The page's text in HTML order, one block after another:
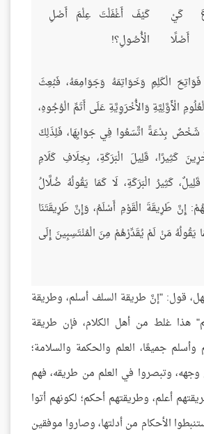
كَيْ
كَيْفَ أَغْفَلْتَ عِلْمَ أَصْلِ
الْأُصُولِ؟!
الْكَلِمِ وَخَوَاتِمَهُ وَجَوَامِعَهُ، فَبُعِثَ
الْأَوَّلِيَّةِ وَالأُخْرَوِيَّةِ عَلَى أَتَمِّ الْوُجُوهِ،
شَخْصٌ بِدْعَةً اتَّسَعُوا فِي جَوَابِهَا، فَلِذَلِكَ
كَثِيرًا، قَلِيلَ الْبَرَكَةِ، بِخِلَافِ كَلَامِ
قَلِيلٌ، كَثِيرُ الْبَرَكَةِ، لَا كَمَا يَقُولُهُ ضُلَّالُ
إِنَّ طَرِيقَةَ الْقَوْمِ أَسْلَمُ، وَإِنَّ طَرِيقَتَنَا
يَقُولُهُ مَنْ لَمْ يُقَدِّرْهُمْ مِنَ الْمُنْتَسِبِينَ إِلَى
قول: "إنَّ طريقة السلف أسلم، وطريقة
هذا غلط من أهل الكلام، فإن طريقة
جميعًا، العلم والحكمة والسلامة؛
وجهه، وتبصروا في العلم من طريقه، فهم
أعلم، وطريقتهم أحكم؛ لكونهم أتوا
الأحكام من أدلتها، وصاروا موفقين